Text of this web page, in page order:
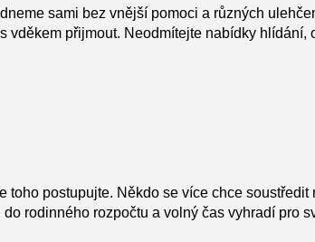
sami bez vnější pomoci a různých
vděkem přijmout. Neodmítejte nabídky
postupujte. Někdo se více chce
rodinného rozpočtu a volný čas vyhradí pro